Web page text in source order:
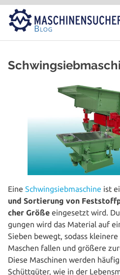
Zum
Inhalt
springen
Eine Schwing­sieb­ma­schi­ne ist
und Sor­tie­rung von
cher Größe ein­ge­setzt wird.
gun­gen wird das Material auf
Sieben bewegt, sodass
Maschen fallen und größere
Diese Maschinen werden
Schütt­gü­ter, wie in der